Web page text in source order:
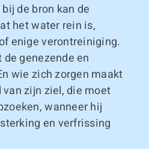
de bron kan de
het water rein is,
enige verontreiniging.
genezende en
wie zich zorgen maakt
zijn ziel, die moet
wanneer hij
en verfrissing